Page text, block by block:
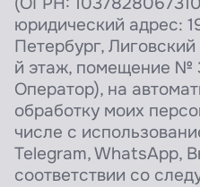
юридический адрес:
Петербург,
й этаж, помещение №
Оператор), на
обработку моих
числе с
Telegram, WhatsApp,
соответствии со